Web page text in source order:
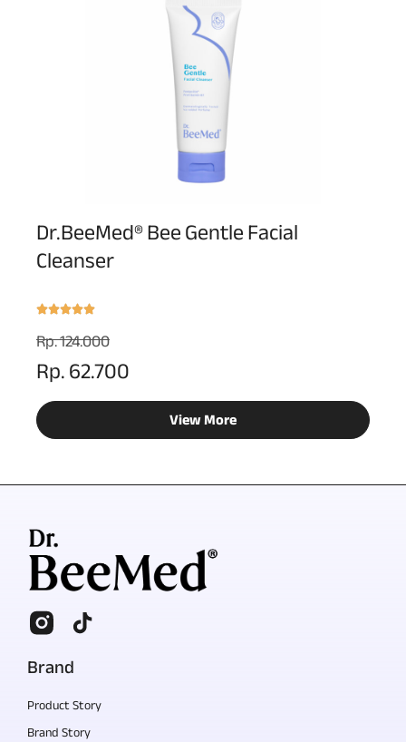
Dr.BeeMed® Bee Gentle Facial
Cleanser
Rp. 124.000
Rp. 62.700
View More
Brand
Product Story
Brand Story